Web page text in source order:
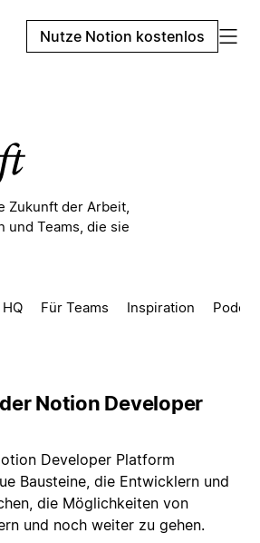
Nutze Notion kostenlos
Zukunft der Arbeit,
und Teams, die sie
Für Teams Inspiration
Notion Developer
Developer Platform
Bausteine, die Entwicklern und
die Möglichkeiten von
und noch weiter zu gehen.